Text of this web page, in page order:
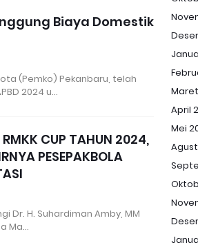
Biaya Domestik
(Pemko) Pekanbaru, telah
2024 u…
RMKK CUP TAHUN 2024,
PESEPAKBOLA
Dr. H. Suhardiman Amby, MM
Ma…
April
Mei